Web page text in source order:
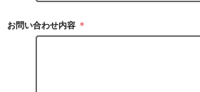
お問い合わせ内容 ＊